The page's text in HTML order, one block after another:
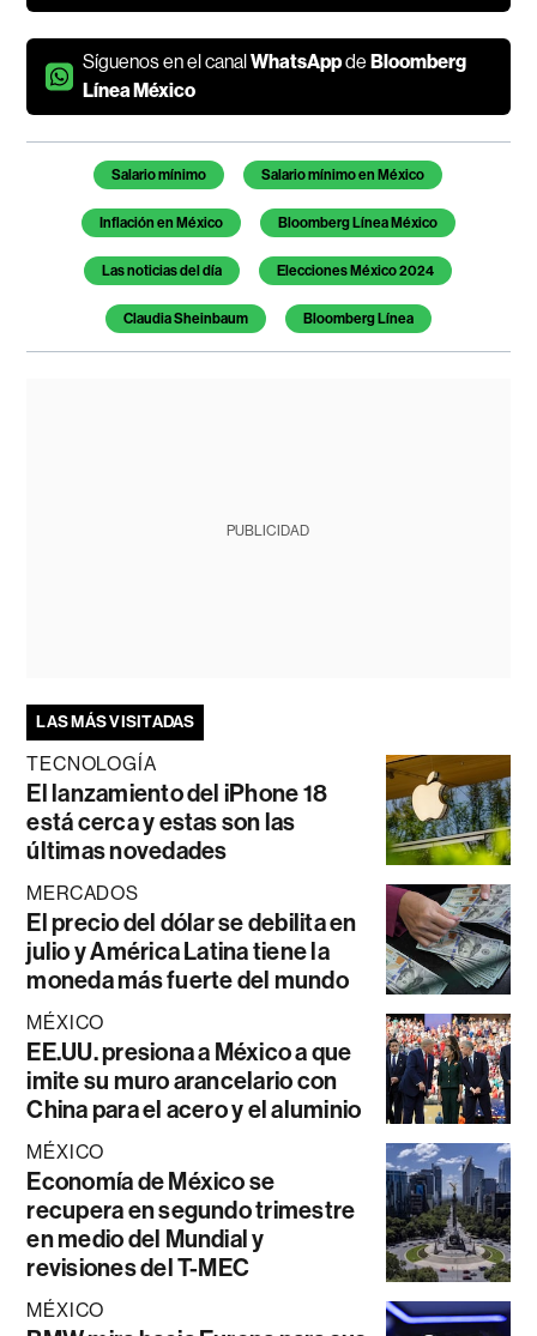
Síguenos en el canalWhatsAppdeBloomberg
Línea México
Temas de este artículo
Salario mínimo Salario mínimo en México
Inflación en México Bloomberg Línea México
Las noticias del día Elecciones México 2024
Claudia Sheinbaum Bloomberg Línea
PUBLICIDAD
LAS MÁS VISITADAS
TECNOLOGÍA
El lanzamiento del iPhone 18
está cerca y estas son las
últimas novedades
MERCADOS
El precio del dólar se debilita en
julio y América Latina tiene la
moneda más fuerte del mundo
MÉXICO
EE.UU. presiona a México a que
imite su muro arancelario con
China para el acero y el aluminio
MÉXICO
Economía de México se
recupera en segundo trimestre
en medio del Mundial y
revisiones del T-MEC
MÉXICO